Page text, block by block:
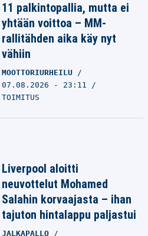
11 palkintopallia, mutta ei
yhtään voittoa – MM-
rallitähden aika käy nyt
vähiin
MOOTTORIURHEILU
07.08.2026 - 23:11
TOIMITUS
Liverpool aloitti
neuvottelut Mohamed
Salahin korvaajasta – ihan
tajuton hintalappu paljastui
JALKAPALLO